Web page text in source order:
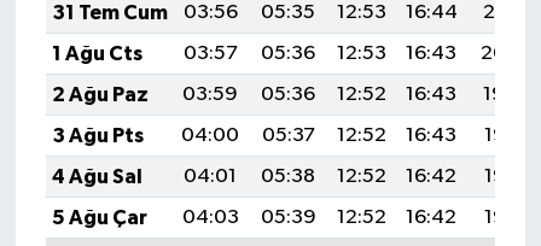
31 Tem Cum
03:56 05:35 12:53 16:44
20:01
1 Ağu Cts
03:57 05:36 12:53 16:43
20:00
2 Ağu Paz
03:59 05:36 12:52 16:43
19:59
3 Ağu Pts
04:00 05:37 12:52 16:43
19:58
4 Ağu Sal
04:01 05:38 12:52 16:42
19:57
5 Ağu Çar
04:03 05:39 12:52 16:42
19:55